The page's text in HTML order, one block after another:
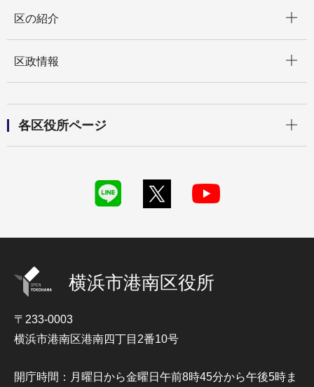
区の紹介
区政情報
各区役所ページ
横浜市港南区役所
〒233-0003
横浜市港南区港南四丁目2番10号
開庁時間：月曜日から金曜日午前8時45分から午後5時ま